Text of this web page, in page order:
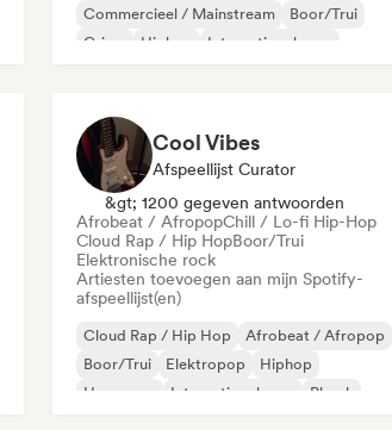
Commercieel / Mainstream
Boor/Trui
Grime
Hiphop
Internationale rap
Cool Vibes
Afspeellijst Curator
&gt; 1200 gegeven antwoorden
Afrobeat / AfropopChill / Lo-fi Hip-Hop
Cloud Rap / Hip HopBoor/Trui
Elektronische rock
Artiesten toevoegen aan mijn Spotify-
afspeellijst(en)
Cloud Rap / Hip Hop
Afrobeat / Afropop
Boor/Trui
Elektropop
Hiphop
Hyperpop
Internationale rap Phonk